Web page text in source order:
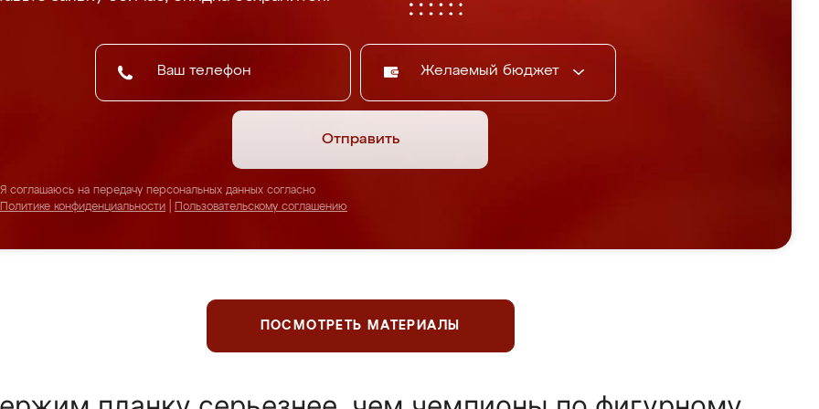
Желаемый бюджет
Отправить
Я соглашаюсь на передачу персональных данных согласно
Политике конфиденциальности
Пользовательскому соглашению
ПОСМОТРЕТЬ МАТЕРИАЛЫ